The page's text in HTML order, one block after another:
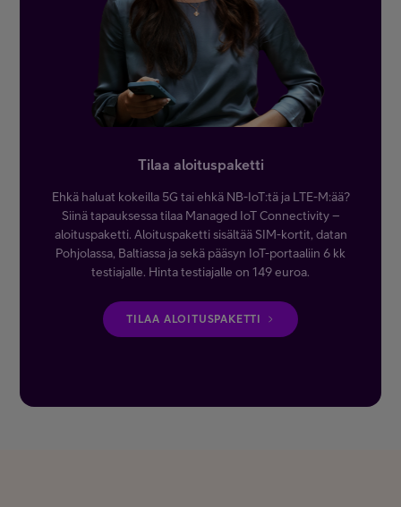
Tilaa aloituspaketti
Ehkä haluat kokeilla 5G tai ehkä NB-IoT:tä ja LTE-M:ää?
Siinä tapauksessa tilaa Managed IoT Connectivity –
aloituspaketti. Aloituspaketti sisältää SIM-kortit, datan
Pohjolassa, Baltiassa ja sekä pääsyn IoT-portaaliin 6 kk
testiajalle. Hinta testiajalle on 149 euroa.
TILAA ALOITUSPAKETTI